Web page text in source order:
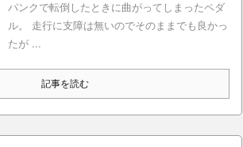
パンクで転倒したときに曲がってしまったペダ
ル。 走行に支障は無いのでそのままでも良かっ
たが ...
記事を読む